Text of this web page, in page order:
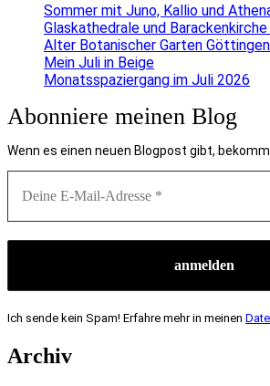
Sommer mit Juno, Kallio und
Glaskathedrale und
Alter Botanischer Garten Göttingen
Mein Juli in Beige
Monatsspaziergang im Juli 2026
Abonniere meinen Blog
Wenn es einen neuen Blogpost gibt,
Ich sende kein Spam! Erfahre mehr in meinen
Archiv